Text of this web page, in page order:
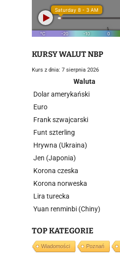
KURSY WALUT NBP
Kurs z dnia: 7 sierpnia 2026
Waluta
Dolar amerykański
Euro
Frank szwajcarski
Funt szterling
Hrywna (Ukraina)
Jen (Japonia)
Korona czeska
Korona norweska
Lira turecka
Yuan renminbi (Chiny)
TOP KATEGORIE
Wiadomości Poznań